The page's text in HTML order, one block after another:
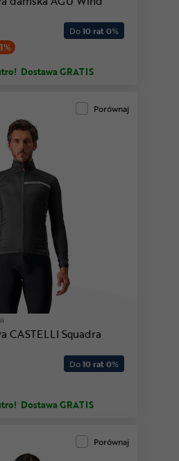
Do10 rat 0%
Dostawa GRATIS
Porównaj
CASTELLI Squadra
Do10 rat 0%
Dostawa GRATIS
Porównaj